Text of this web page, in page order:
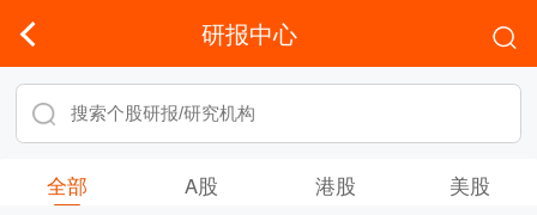
研报中心
全部 A股 港股 美股